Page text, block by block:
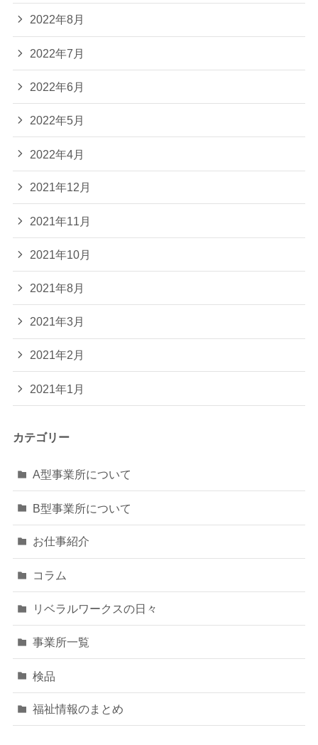
2022年8月
2022年7月
2022年6月
2022年5月
2022年4月
2021年12月
2021年11月
2021年10月
2021年8月
2021年3月
2021年2月
2021年1月
カテゴリー
A型事業所について
B型事業所について
お仕事紹介
コラム
リベラルワークスの日々
事業所一覧
検品
福祉情報のまとめ